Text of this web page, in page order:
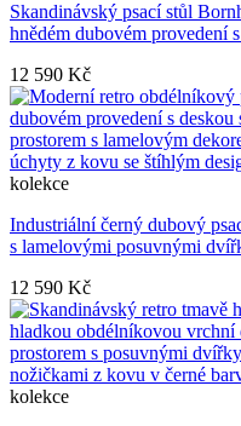
Skandinávský psací stůl
hnědém dubovém provedení
12 590 Kč
kolekce
Industriální černý dubový
s lamelovými posuvnými
12 590 Kč
kolekce